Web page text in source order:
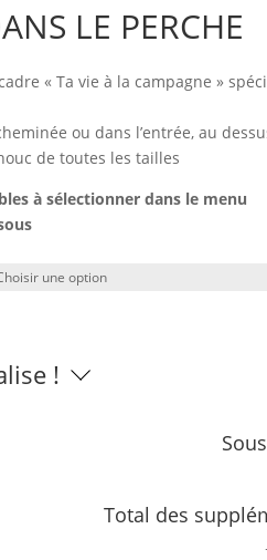
LE PERCHE
« Ta vie à la campagne »
ou dans l’entrée, au
de toutes les tailles
à sélectionner dans le menu
!
Total des